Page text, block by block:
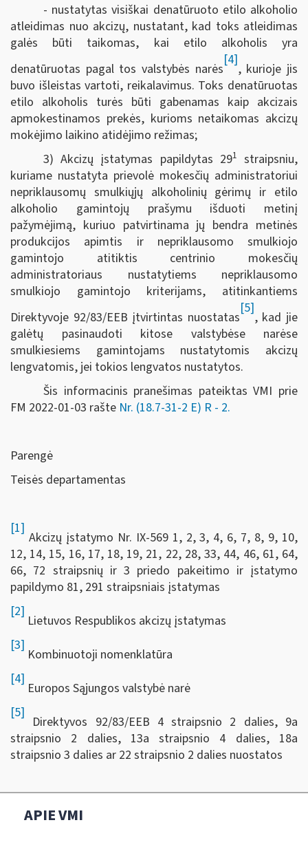
- nustatytas visiškai denatūruoto etilo alkoholio
atleidimas nuo akcizų, nustatant, kad toks atleidimas
galės būti taikomas, kai etilo alkoholis yra
denatūruotas pagal tos valstybės narės
[4]
, kurioje jis
buvo išleistas vartoti, reikalavimus. Toks denatūruotas
etilo alkoholis turės būti gabenamas kaip akcizais
apmokestinamos prekės, kurioms netaikomas akcizų
mokėjimo laikino atidėjimo režimas;
3) Akcizų įstatymas papildytas 291 straipsniu,
kuriame nustatyta prievolė mokesčių administratoriui
nepriklausomų smulkiųjų alkoholinių gėrimų ir etilo
alkoholio gamintojų prašymu išduoti metinį
pažymėjimą, kuriuo patvirtinama jų bendra metinės
produkcijos apimtis ir nepriklausomo smulkiojo
gamintojo atitiktis centrinio mokesčių
administratoriaus nustatytiems nepriklausomo
smulkiojo gamintojo kriterijams, atitinkantiems
Direktyvoje 92/83/EEB įtvirtintas nuostatas
[5]
, kad jie
galėtų pasinaudoti kitose valstybėse narėse
smulkiesiems gamintojams nustatytomis akcizų
lengvatomis, jei tokios lengvatos nustatytos.
Šis informacinis pranešimas pateiktas VMI prie
FM 2022-01-03 rašte Nr. (18.7-31-2 E) R - 2.
Parengė
Teisės departamentas
[1]
Akcizų įstatymo Nr. IX-569 1, 2, 3, 4, 6, 7, 8, 9, 10,
12, 14, 15, 16, 17, 18, 19, 21, 22, 28, 33, 44, 46, 61, 64,
66, 72 straipsnių ir 3 priedo pakeitimo ir įstatymo
papildymo 81, 291 straipsniais įstatymas
[2]
Lietuvos Respublikos akcizų įstatymas
[3]
Kombinuotoji nomenklatūra
[4]
Europos Sąjungos valstybė narė
[5]
Direktyvos 92/83/EEB 4 straipsnio 2 dalies, 9a
straipsnio 2 dalies, 13a straipsnio 4 dalies, 18a
straipsnio 3 dalies ar 22 straipsnio 2 dalies nuostatos
APIE VMI